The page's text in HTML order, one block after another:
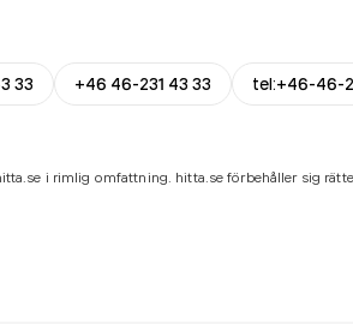
33 +46 46-231 43 33
tel:+46-46-
i rimlig omfattning. hitta.se förbehåller sig